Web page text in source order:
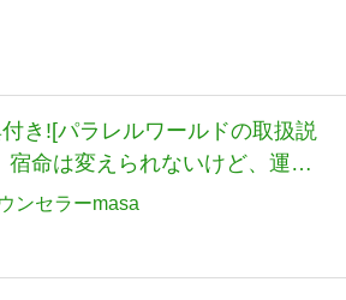
き![パラレルワールドの取扱説
命は変えられないけど、運命
れます。
ンセラーmasa